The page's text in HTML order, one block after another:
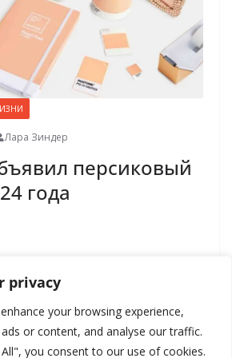
privacy
your browsing experience,
or content, and analyse our traffic.
you consent to our use of cookies.
Лара Зиндер
персиковый
года